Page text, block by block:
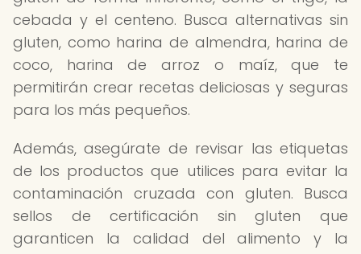
cebada y el centeno. Busca alternativas sin
gluten, como harina de almendra, harina de
coco, harina de arroz o maíz, que te
permitirán crear recetas deliciosas y seguras
para los más pequeños.
Además, asegúrate de revisar las etiquetas
de los productos que utilices para evitar la
contaminación cruzada con gluten. Busca
sellos de certificación sin gluten que
garanticen la calidad del alimento y la